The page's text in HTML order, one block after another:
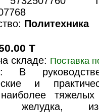
Политехника
T
складе: Поставка
В
и
тяжелых
желудка,